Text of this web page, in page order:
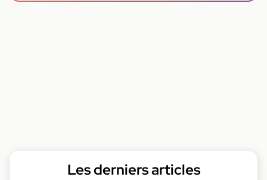
Les derniers articles